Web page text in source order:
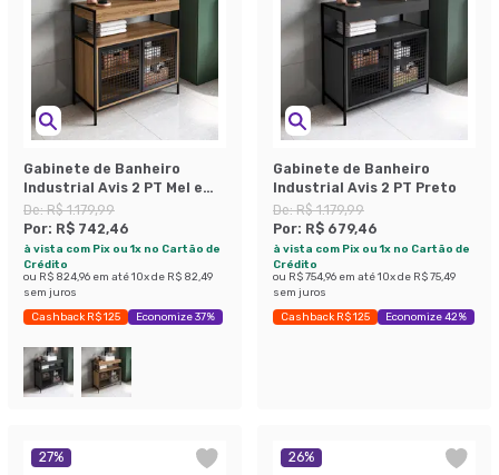
Gabinete de Banheiro
Industrial Avis 2 PT Mel e
Preto
De:R$ 1.179,99
Por: R$ 742,46
à vista com Pix ou 1x no Cartão de
Crédito
ou R$ 824,96 em até10x de R$ 82,49
sem juros
Cashback R$ 125 Economize 37%
Gabinete de Banheiro
Industrial Avis 2 PT Preto
De:R$ 1.179,99
Por: R$ 679,46
à vista com Pix ou 1x no Cartão de
Crédito
ou R$ 754,96 em até10x de R$ 75,49
sem juros
Cashback R$ 125 Economize 42%
27% 26%